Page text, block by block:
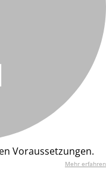
Voraussetzungen.
Mehr erfahren